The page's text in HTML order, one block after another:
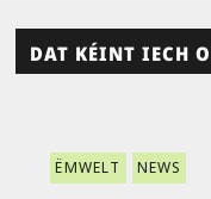
DAT KÉINT IECH
ËMWELT NEWS